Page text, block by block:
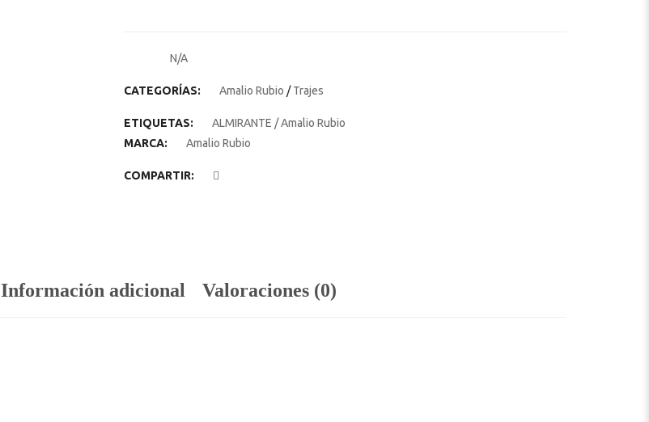
N/A
CATEGORÍAS: Amalio Rubio /Trajes
ETIQUETAS: ALMIRANTE /Amalio Rubio
MARCA:
Amalio Rubio
COMPARTIR:
Información adicional Valoraciones (0)